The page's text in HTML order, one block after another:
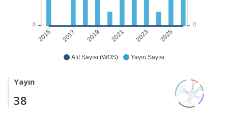
Atıf Sayısı (WOS) Yayın Sayısı
2015 2017 2019 2021 2023 2025
0
0
Yayın
38